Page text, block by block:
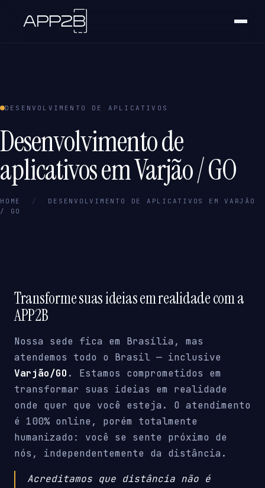
DESENVOLVIMENTO DE APLICATIVOS
Desenvolvimento de
aplicativos em Varjão / GO
HOME /
DESENVOLVIMENTO DE APLICATIVOS EM VARJÃO
/ GO
Transforme suas ideias em realidade com a
APP2B
Nossa sede fica em Brasília, mas
atendemos todo o Brasil — inclusive
Varjão/GO . Estamos comprometidos em
transformar suas ideias em realidade
onde quer que você esteja. O atendimento
é 100% online, porém totalmente
humanizado: você se sente próximo de
nós, independentemente da distância.
Acreditamos que distância não é